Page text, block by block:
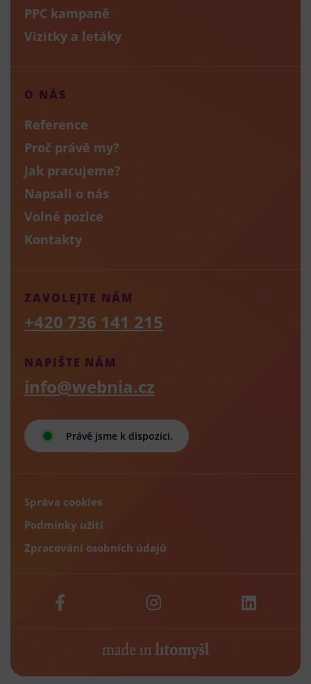
PPC kampaně
Vizitky a letáky
O NÁS
Reference
Proč právě my?
Jak pracujeme?
Napsali o nás
Volné pozice
Kontakty
Právě jsme k dispozici.
NAPIŠTE NÁM
info@webnia.cz
ZAVOLEJTE NÁM
+420 736 141 215
Správa cookies
Podmínky užití
Zpracování osobních údajů